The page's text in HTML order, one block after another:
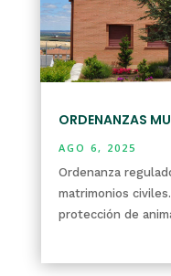
ORDENANZAS
AGO 6, 2025
Ordenanza
matrimonios
protección de